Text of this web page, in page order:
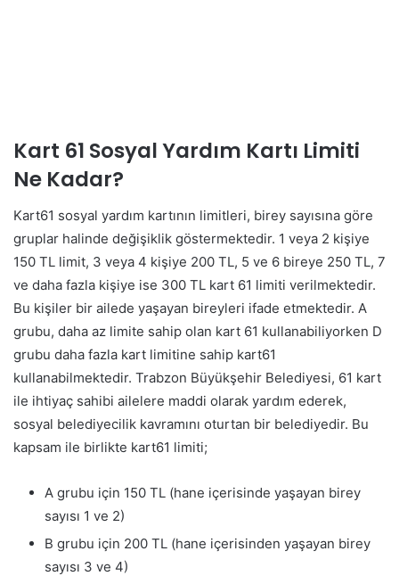
Kart 61 Sosyal Yardım Kartı Limiti
Ne Kadar?
Kart61 sosyal yardım kartının limitleri, birey sayısına göre
gruplar halinde değişiklik göstermektedir. 1 veya 2 kişiye
150 TL limit, 3 veya 4 kişiye 200 TL, 5 ve 6 bireye 250 TL, 7
ve daha fazla kişiye ise 300 TL kart 61 limiti verilmektedir.
Bu kişiler bir ailede yaşayan bireyleri ifade etmektedir. A
grubu, daha az limite sahip olan kart 61 kullanabiliyorken D
grubu daha fazla kart limitine sahip kart61
kullanabilmektedir. Trabzon Büyükşehir Belediyesi, 61 kart
ile ihtiyaç sahibi ailelere maddi olarak yardım ederek,
sosyal belediyecilik kavramını oturtan bir belediyedir. Bu
kapsam ile birlikte kart61 limiti;
A grubu için 150 TL (hane içerisinde yaşayan birey
sayısı 1 ve 2)
B grubu için 200 TL (hane içerisinden yaşayan birey
sayısı 3 ve 4)